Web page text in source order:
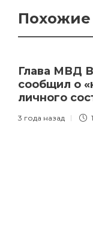
Глава МВД
сообщил о
личного
3 года назад